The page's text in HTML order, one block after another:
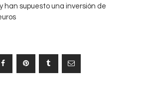
han supuesto una inversión de